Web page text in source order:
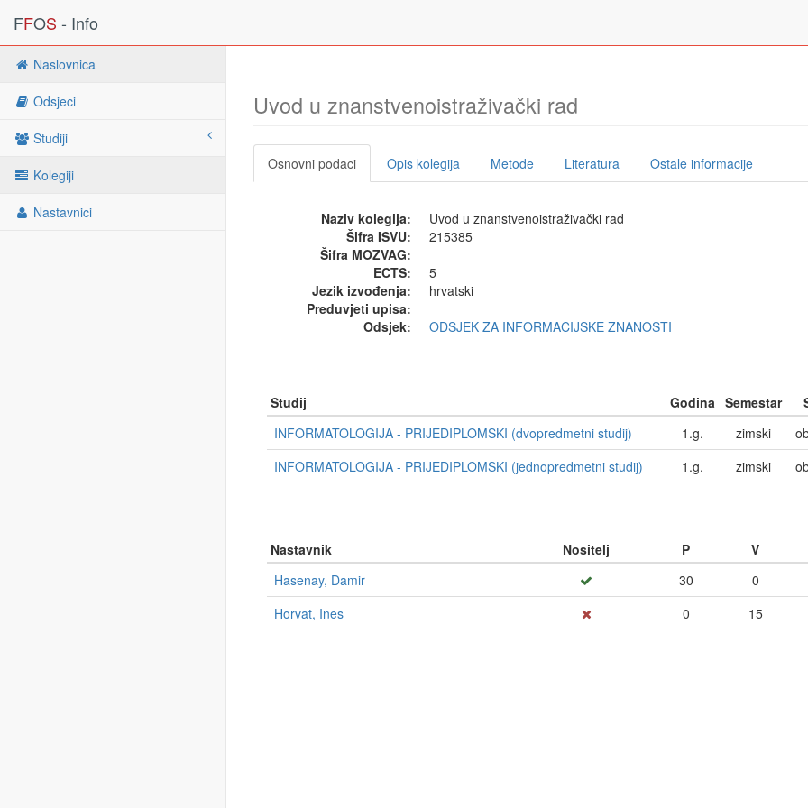
FFOS - Info
Naslovnica
Odsjeci
Studiji
Kolegiji
Nastavnici
Uvod u znanstvenoistraživački rad
Osnovni podaci Opis kolegija Metode Literatura Ostale informacije
Naziv kolegija:
Uvod u znanstvenoistraživački rad
Šifra ISVU:
215385
Šifra MOZVAG:
ECTS:
5
Jezik izvođenja:
hrvatski
Preduvjeti upisa:
Odsjek:
ODSJEK ZA INFORMACIJSKE ZNANOSTI
Studij Godina Semestar
INFORMATOLOGIJA - PRIJEDIPLOMSKI (dvopredmetni studij)
1.g. zimski
INFORMATOLOGIJA - PRIJEDIPLOMSKI (jednopredmetni studij)
1.g. zimski
Nastavnik Nositelj P V
Hasenay, Damir
30 0
Horvat, Ines
0 15